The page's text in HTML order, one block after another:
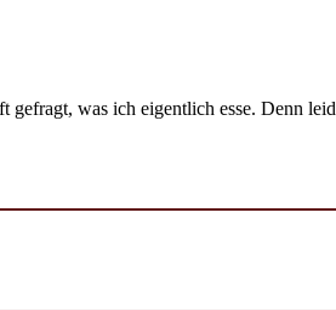
was ich eigentlich esse. Denn